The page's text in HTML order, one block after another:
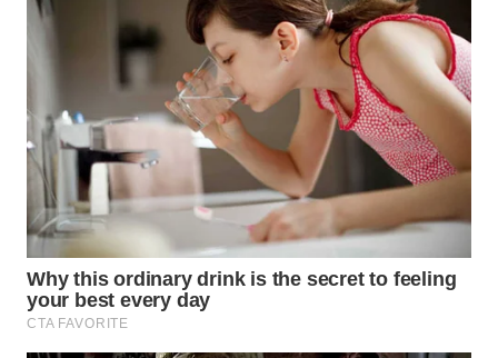
LABUANBAJO
WN
BORNEO
Wahana
Media
Group
WAHANA
NEWS